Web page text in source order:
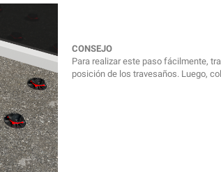
CONSEJO
Para realizar este paso fácilmente,
posición de los travesaños. Luego,